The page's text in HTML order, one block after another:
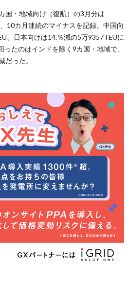
国・地域向け（復航）の3月分は
10カ月連続のマイナスを記録。中国向
、日本向けは14.％減の5万9357TEUに
たのはインドを除く9カ国・地域で、
だった。